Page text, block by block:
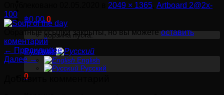
฿0.00 0
Корзина пуста.
Русский
English
Русский
0
2049 × 1365 Artboard 2@2x-
100
Обратные ссылки закрыты, но вы можетеоставить
коментарий.
← Предидущее
Далее →
Добавить комментарий